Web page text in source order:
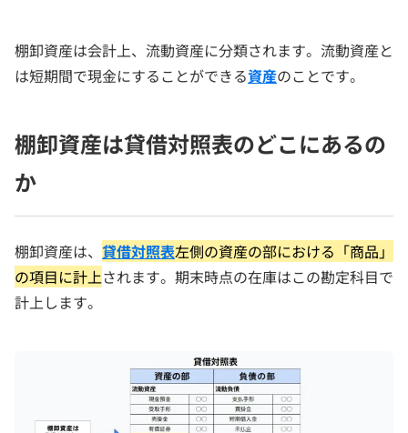
棚卸資産は会計上、流動資産に分類されます。流動資産と
は短期間で現金にすることができる資産のことです。
棚卸資産は貸借対照表のどこにあるの
か
棚卸資産は、 貸借対照表左側の資産の部における「商品」
の項目に計上されます。期末時点の在庫はこの勘定科目で
計上します。